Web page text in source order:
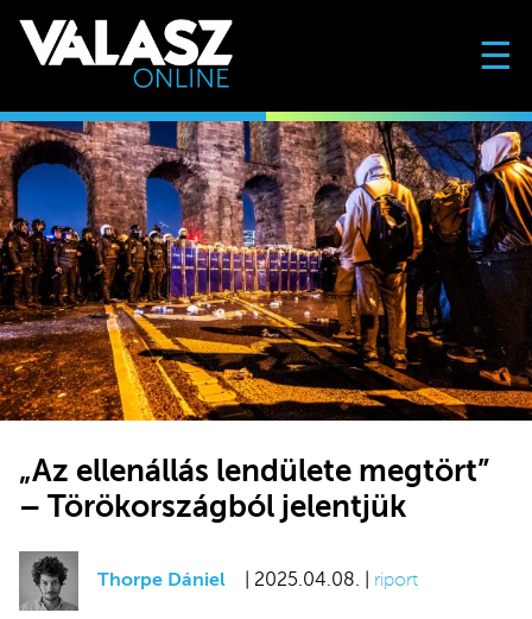
☰
„Az ellenállás lendülete megtört”
– Törökországból jelentjük
Thorpe Dániel | 2025.04.08. | riport